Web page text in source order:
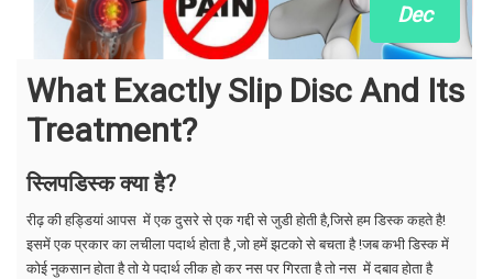
Dec
What Exactly Slip Disc And Its
Treatment?
स्लिपडिस्क क्या है?
रीढ़ की हड्डियां आपस में एक दुसरे से एक गद्दी से जुडी होती है,जिसे हम डिस्क कहते है!
इसमें एक प्रकार का लचीला पदार्थ होता है ,जो हमें झटको से बचता है !जब कभी डिस्क में
कोई नुकसान होता है तो ये पदार्थ लीक हो कर नस पर गिरता है तो नस में दबाव होता है